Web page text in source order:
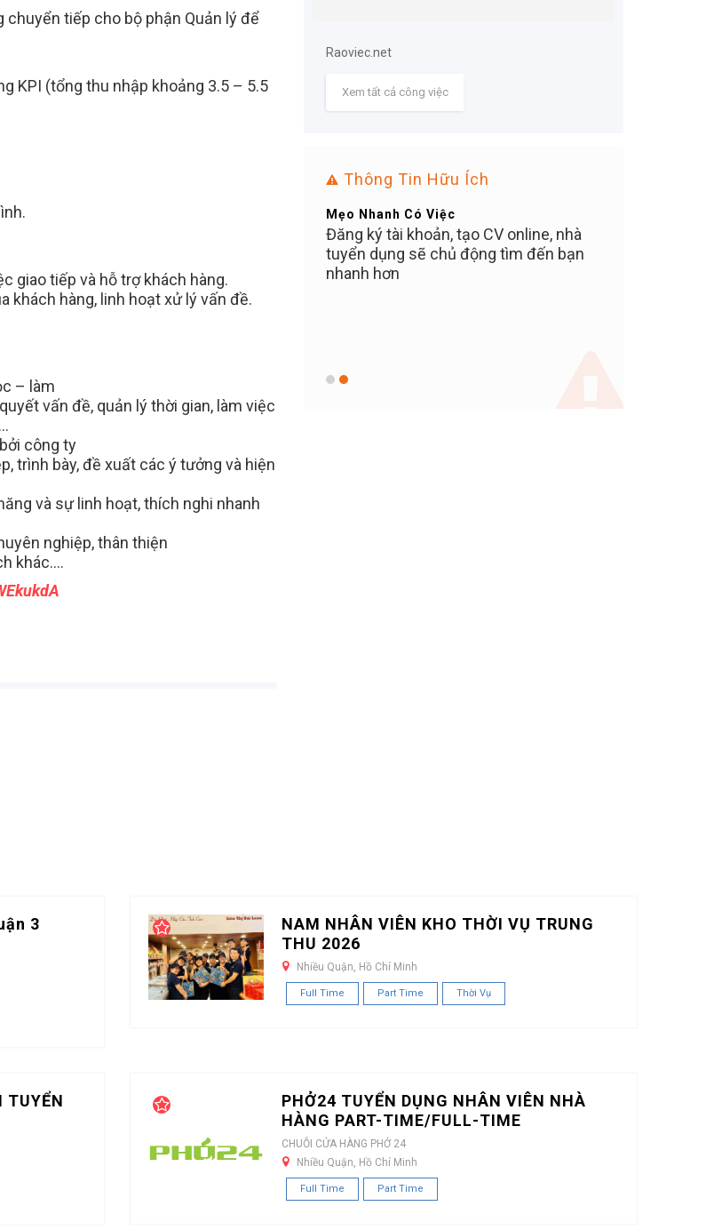
chuyển tiếp cho bộ phận Quản lý để
KPI (tổng thu nhập khoảng 3.5 – 5.5
giao tiếp và hỗ trợ khách hàng.
khách hàng, linh hoạt xử lý vấn đề.
– làm
vấn đề, quản lý thời gian, làm việc
công ty
trình bày, đề xuất các ý tưởng và hiện
và sự linh hoạt, thích nghi nhanh
nghiệp, thân thiện
khác….
Raoviec.net
Xem tất cả công việc
Thông Tin Hữu Ích
nào thu tiền 100% là lừa đảo. RAOVIEC
khuyến cáo các bạn khi ứng tuyển
tuyệt đối KHÔNG NỘP BẤT KỲ KHOẢN
Mẹo Nhanh Có Việc
Đăng ký tài khoản, tạo CV online, nhà
tuyển dụng sẽ chủ động tìm đến bạn
nhanh hơn
3
NAM NHÂN VIÊN KHO THỜI VỤ TRUNG
THU 2026
Nhiều Quận, Hồ Chí Minh
Full Time Part Time Thời Vụ
TUYỂN
PHỞ24 TUYỂN DỤNG NHÂN VIÊN NHÀ
HÀNG PART-TIME/FULL-TIME
CHUỖI CỬA HÀNG PHỞ 24
Nhiều Quận, Hồ Chí Minh
Full Time Part Time